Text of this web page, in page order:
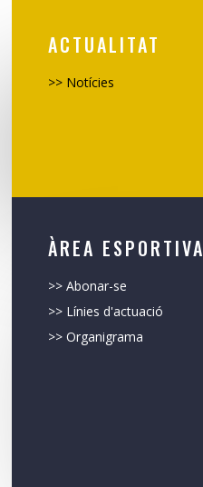
ACTUALITAT
>> Notícies
ÀREA ESPORTIVA
>> Abonar-se
>> Línies d'actuació
>> Organigrama